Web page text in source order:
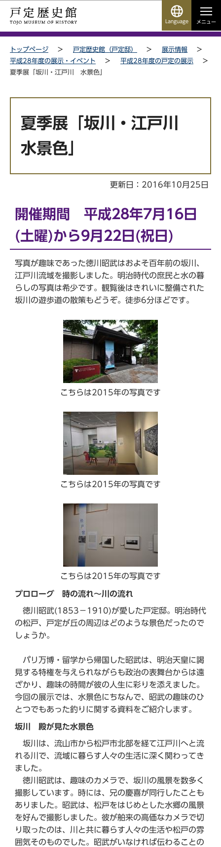
ペ
ト
このページの本文へ移動
Language メニュー
サイトメニューここまで
トップページ 戸定歴史館（戸定邸）
展示情報
平成28年度の展示・イベント
平成28年度の戸定の展示
夏季展「坂川・江戸川 水景色」
夏季展「坂川・江戸川
水景色」
更新日：2016年10月25日
開催期間 平成28年7月16日
(土曜)から9月22日(祝日)
写真が趣味であった徳川昭武はおよそ百年前の坂川、
江戸川流域を撮影しました。明治時代の庶民と水の暮
らしの写真は希少です。観覧後はきれいに整備された
坂川の遊歩道の散策もどうぞ。徒歩6分ほどです。
こちらは2015年の写真です
こちらは2015年の写真です
こちらは2015年の写真です
プロローグ 時の流れ～川の流れ
徳川昭武(1853－1910)が愛した戸定邸。明治時代
の松戸、戸定が丘の周辺はどのような景色だったので
しょうか。
パリ万博・留学から帰国した昭武は、明治天皇に謁
見する特権を与えられながらも政治の表舞台からは遠
ざかり、趣味の時間が彼の人生に彩りを添えました。
今回の展示では、水景色にちなんで、昭武の趣味のひ
とつでもあった釣りに関する資料をご紹介します。
坂川 殿が見た水景色
坂川は、流山市から松戸市北部を経て江戸川へと流
れる川で、流域に暮らす人々の生活に深く関わってき
ました。
徳川昭武は、趣味のカメラで、坂川の風景を数多く
撮影しています。時には、兄の慶喜が同行したことも
ありました。昭武は、松戸をはじめとした水郷の風景
を好んで撮影しました。彼が舶来の高価なカメラで切
り取ったのは、川と共に暮らす人々の生活や松戸の雰
囲気そのものでした。昭武がいなければ伝わることの